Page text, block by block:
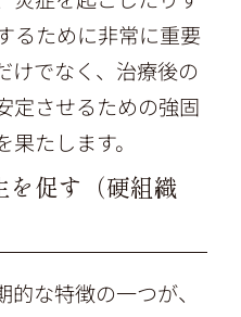
るために非常に重要
けでなく、治療後の
定させるための強固
たします。
を促す（硬組織
な特徴の一つが、